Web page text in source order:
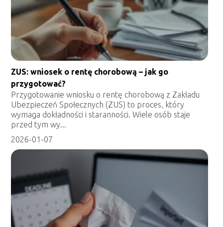
ZUS: wniosek o rentę chorobową – jak go
przygotować?
Przygotowanie wniosku o rentę chorobową z Zakładu
Ubezpieczeń Społecznych (ZUS) to proces, który
wymaga dokładności i staranności. Wiele osób staje
przed tym wy...
2026-01-07